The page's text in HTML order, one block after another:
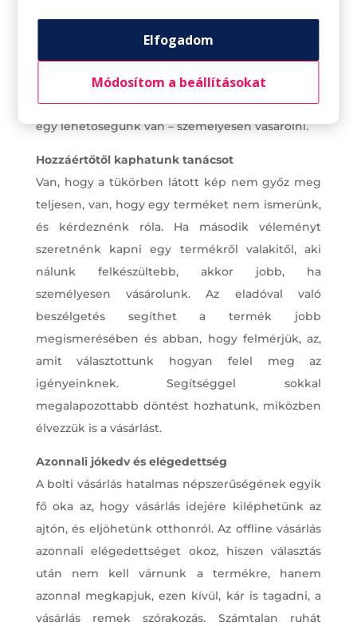
szükség a holnapi interjúhoz, ha töri a lábat a
cipő és azonnal kell egy kényelmesebb, ha jól
jönne egy táska, mert a réginek leszakadt a
pántja, vagy bármi más gond adódik, akkor csak
egy lehetőségünk van – személyesen vásárolni.
Hozzáértőtől kaphatunk tanácsot
Van, hogy a tükörben látott kép nem győz meg
teljesen, van, hogy egy terméket nem ismerünk,
és kérdeznénk róla. Ha második véleményt
szeretnénk kapni egy termékről valakitől, aki
nálunk felkészültebb, akkor jobb, ha
személyesen vásárolunk. Az eladóval való
beszélgetés segíthet a termék jobb
megismerésében és abban, hogy felmérjük, az,
amit választottunk hogyan felel meg az
igényeinknek. Segítséggel sokkal
megalapozottabb döntést hozhatunk, miközben
élvezzük is a vásárlást.
Azonnali jókedv és elégedettség
A bolti vásárlás hatalmas népszerűségének egyik
fő oka az, hogy vásárlás idejére kiléphetünk az
ajtón, és eljöhetünk otthonról. Az offline vásárlás
azonnali elégedettséget okoz, hiszen választás
után nem kell várnunk a termékre, hanem
azonnal megkapjuk, ezen kívül, kár is tagadni, a
vásárlás remek szórakozás. Számtalan ruhát
Elfogadom
Módosítom a beállításokat